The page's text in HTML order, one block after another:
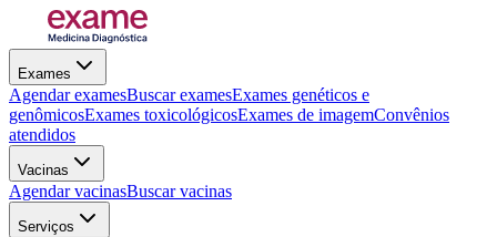
Exames
Agendar examesBuscar examesExames genéticos e
genômicosExames toxicológicosExames de imagemConvênios
atendidos
Vacinas
Agendar vacinasBuscar vacinas
Serviços